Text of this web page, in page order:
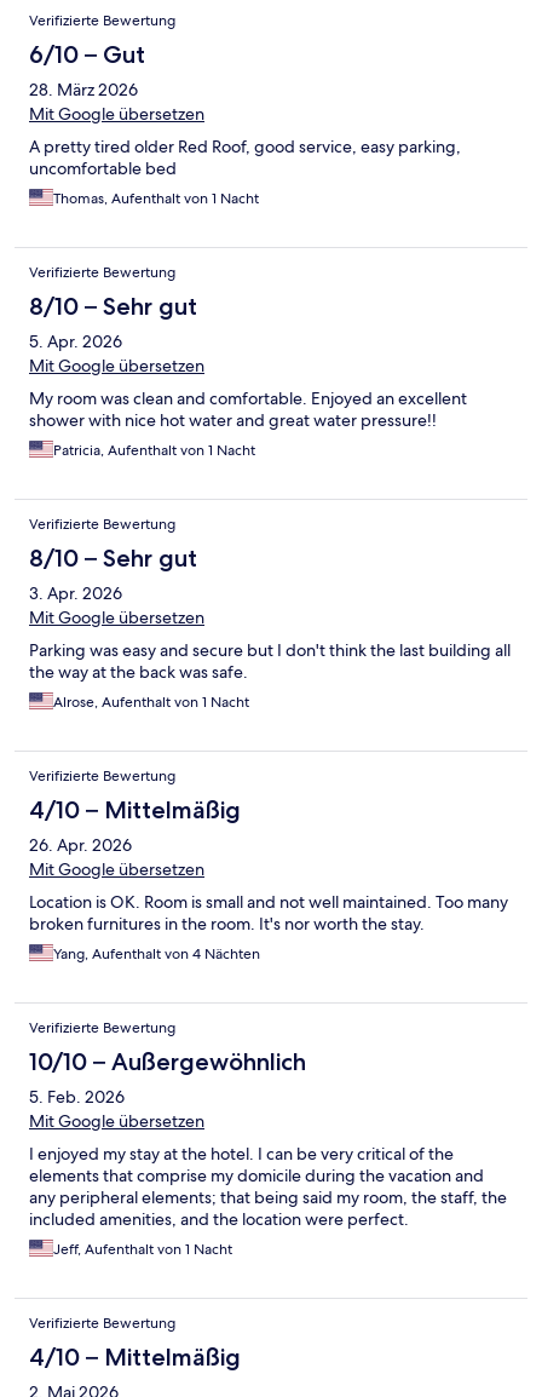
Verifizierte Bewertung
6/10 – Gut
28. März 2026
Mit Google übersetzen
A pretty tired older Red Roof, good service, easy parking,
uncomfortable bed
Thomas, Aufenthalt von 1 Nacht
Verifizierte Bewertung
8/10 – Sehr gut
5. Apr. 2026
Mit Google übersetzen
My room was clean and comfortable. Enjoyed an excellent
shower with nice hot water and great water pressure!!
Patricia, Aufenthalt von 1 Nacht
Verifizierte Bewertung
8/10 – Sehr gut
3. Apr. 2026
Mit Google übersetzen
Parking was easy and secure but I don't think the last building all
the way at the back was safe.
Alrose, Aufenthalt von 1 Nacht
Verifizierte Bewertung
4/10 – Mittelmäßig
26. Apr. 2026
Mit Google übersetzen
Location is OK. Room is small and not well maintained. Too many
broken furnitures in the room. It's nor worth the stay.
Yang, Aufenthalt von 4 Nächten
Verifizierte Bewertung
10/10 – Außergewöhnlich
5. Feb. 2026
Mit Google übersetzen
I enjoyed my stay at the hotel. I can be very critical of the
elements that comprise my domicile during the vacation and
any peripheral elements; that being said my room, the staff, the
included amenities, and the location were perfect.
Jeff, Aufenthalt von 1 Nacht
Verifizierte Bewertung
4/10 – Mittelmäßig
2. Mai 2026